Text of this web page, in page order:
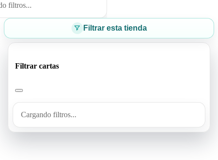
filtros...
Filtrar esta tienda
Filtrar cartas
Cargando filtros...